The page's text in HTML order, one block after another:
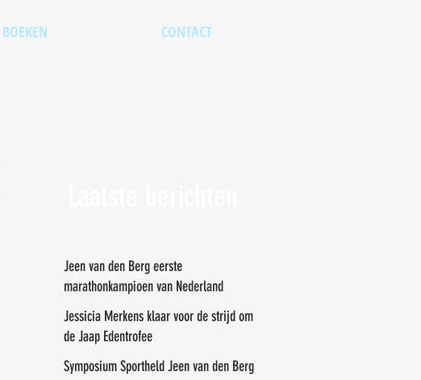
BOEKEN CONTACT
Jeen van den Berg eerste
marathonkampioen van Nederland
Jessicia Merkens klaar voor de strijd om
de Jaap Edentrofee
Symposium Sportheld Jeen van den Berg